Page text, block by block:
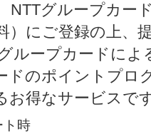
グループカー
）にご登録の上、
ループカードに
ドのポイントプロ
お得なサービスで
ト時